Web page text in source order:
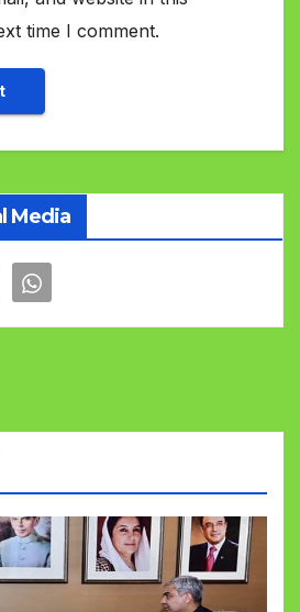
time I comment.
Media